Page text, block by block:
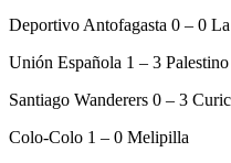
Deportivo Antofagasta 0 – 0 La
Unión Española 1 – 3 Palestino
Santiago Wanderers 0 – 3
Colo-Colo 1 – 0 Melipilla